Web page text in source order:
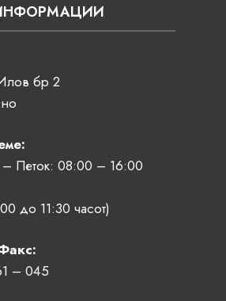
бр 2
Петок: 08:00 – 16:00
до 11:30 часот)
– 045